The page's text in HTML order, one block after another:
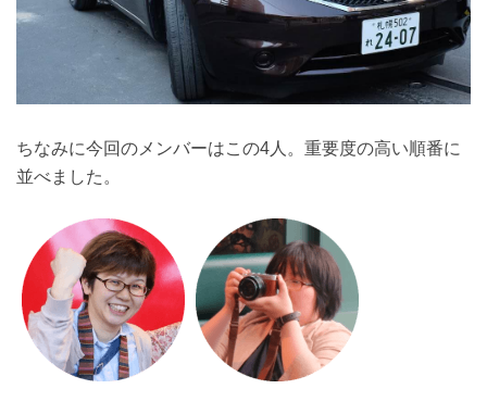
ちなみに今回のメンバーはこの4人。重要度の高い順番に
並べました。